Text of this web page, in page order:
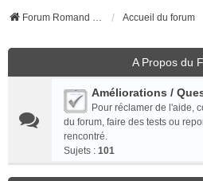
Forum Romand des amateurs de Porsche Accueil du forum
A Propos du
Améliorations /
Pour réclamer de l'aide,
du forum, faire des tests ou
rencontré.
Sujets : 101